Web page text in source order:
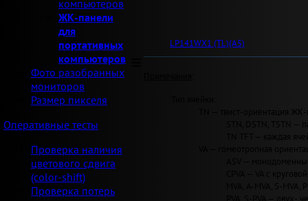
компьютеров
ЖК-панели
для
портативных
компьютеров
Фото разобранных
мониторов
Размер пикселя
Оперативные тесты
Проверка наличия
цветового сдвига
(color-shift)
Проверка потерь
LP141WX1 (TL)(A5)
TN — твист-ориентация
STN, DSTN, TSTN
TN TFT — каждая
VA — гомеотропная
ASV —
CPVA — VA с
MVA, A-MVA, S-
PVA, S-PVA — двух-